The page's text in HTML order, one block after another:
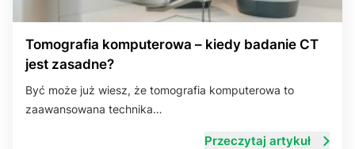
Tomografia komputerowa – kiedy badanie CT
jest zasadne?
Być może już wiesz, że tomografia komputerowa to
zaawansowana technika…
Przeczytaj artykuł